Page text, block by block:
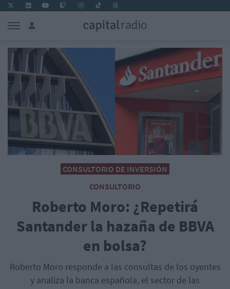
CONSULTORIO DE INVERSIÓN
CONSULTORIO
Roberto Moro: ¿Repetirá
Santander la hazaña de BBVA
en bolsa?
Roberto Moro responde a las consultas de los oyentes
y analiza la banca española, el sector de las